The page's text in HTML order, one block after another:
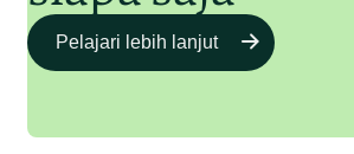
Pelajari lebih lanjut